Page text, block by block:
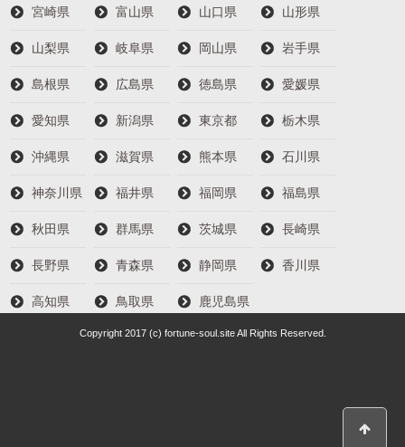
宮崎県 富山県 山口県 山形県
山梨県 岐阜県 岡山県 岩手県
島根県 広島県 徳島県 愛媛県
愛知県 新潟県 東京都 栃木県
沖縄県 滋賀県 熊本県 石川県
神奈川県 福井県 福岡県 福島県
秋田県 群馬県 茨城県 長崎県
長野県 青森県 静岡県 香川県
高知県 鳥取県 鹿児島県
Copyright 2017 (c) fortune-soul.site All Rights Reserved.